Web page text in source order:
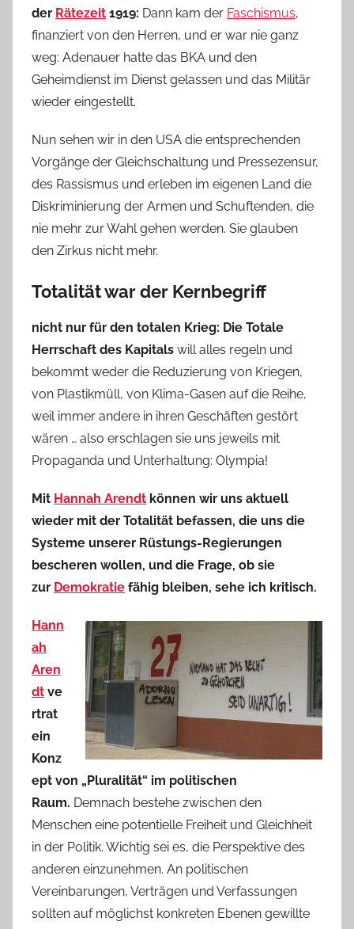
der Rätezeit 1919: Dann kam der Faschismus,
finanziert von den Herren, und er war nie ganz
weg: Adenauer hatte das BKA und den
Geheimdienst im Dienst gelassen und das Militär
wieder eingestellt.
Nun sehen wir in den USA die entsprechenden
Vorgänge der Gleichschaltung und Pressezensur,
des Rassismus und erleben im eigenen Land die
Diskriminierung der Armen und Schuftenden, die
nie mehr zur Wahl gehen werden. Sie glauben
den Zirkus nicht mehr.
Totalität war der Kernbegriff
nicht nur für den totalen Krieg: Die Totale
Herrschaft des Kapitals will alles regeln und
bekommt weder die Reduzierung von Kriegen,
von Plastikmüll, von Klima-Gasen auf die Reihe,
weil immer andere in ihren Geschäften gestört
wären … also erschlagen sie uns jeweils mit
Propaganda und Unterhaltung: Olympia!
Mit Hannah Arendt können wir uns aktuell
wieder mit der Totalität befassen, die uns die
Systeme unserer Rüstungs-Regierungen
bescheren wollen, und die Frage, ob sie
zur Demokratie fähig bleiben, sehe ich kritisch.
Hann
ah
Aren
dt ve
rtrat
ein
Konz
ept von „Pluralität“ im politischen
Raum. Demnach bestehe zwischen den
Menschen eine potentielle Freiheit und Gleichheit
in der Politik. Wichtig sei es, die Perspektive des
anderen einzunehmen. An politischen
Vereinbarungen, Verträgen und Verfassungen
sollten auf möglichst konkreten Ebenen gewillte